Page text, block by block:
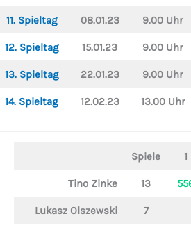
11. Spieltag 08.01.23 9.00 Uhr
12. Spieltag 15.01.23 9.00 Uhr
13. Spieltag 22.01.23 9.00 Uhr
14. Spieltag 12.02.23 13.00 Uhr
Spiele 1
Tino Zinke 13
Lukasz Olszewski 7